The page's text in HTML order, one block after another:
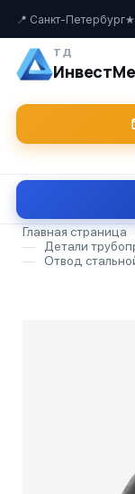
📍 Санкт-Петербург★
ТД
Главная страница
—
Детали
—
Отвод